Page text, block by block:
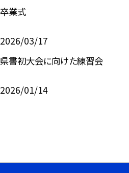
卒業式
2026/03/17
県書初大会に向けた練習会
2026/01/14